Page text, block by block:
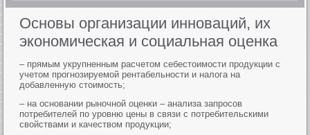
Основы организации инноваций, их
экономическая и социальная оценка
– прямым укрупненным расчетом себестоимости продукции с
учетом прогнозируемой рентабельности и налога на
добавленную стоимость;
– на основании рыночной оценки – анализа запросов
потребителей по уровню цены в связи с потребительскими
свойствами и качеством продукции;